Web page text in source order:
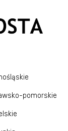
pomorskie